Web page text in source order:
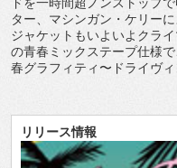
ター、マシンガン・ケリー
ジャケットもいよいよクラ
の青春ミックステープ仕様
春グラフィティ〜ドライヴ
リリース情報